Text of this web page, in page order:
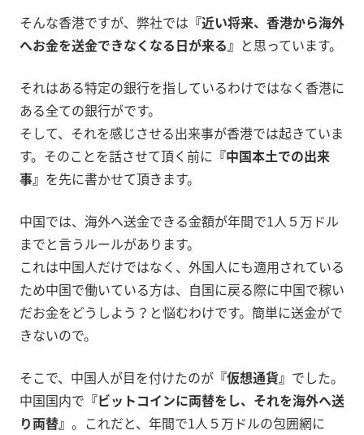
そんな香港ですが、弊社では 『近い将来、香港から海外
へお金を送金できなくなる日が来る』 と思っています。
それはある特定の銀行を指しているわけではなく香港に
ある全ての銀行がです。
そして、それを感じさせる出来事が香港では起きていま
す。そのことを話させて頂く前に 『中国本土での出来
事』 を先に書かせて頂きます。
中国では、海外へ送金できる金額が年間で1人５万ドル
までと言うルールがあります。
これは中国人だけではなく、外国人にも適用されている
ため中国で働いている方は、自国に戻る際に中国で稼い
だお金をどうしよう？と悩むわけです。簡単に送金がで
きないので。
そこで、中国人が目を付けたのが 『仮想通貨』 でした。
中国国内で 『ビットコインに両替をし、それを海外へ送
り両替』 。これだと、年間で1人５万ドルの包囲網に